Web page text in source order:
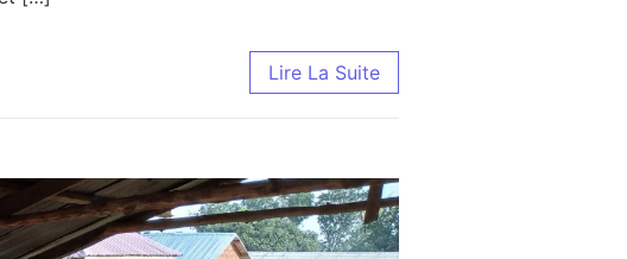
la commune de l’Oti -Sud 1 se font entendre
Lire La Suite